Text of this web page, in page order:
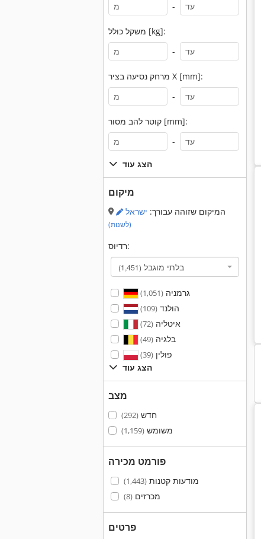
-
משקל כולל [kg]:
-
מרחק נסיעה בציר X [mm]:
-
קוטר להב מסור [mm]:
-
הצג עוד
מיקום
המיקום שזוהה עבורך: ישראל
(לשנות)
רדיוס:
בלתי מוגבל (1,451)
גרמניה(1,051)
הולנד(109)
איטליה(72)
בלגיה(49)
פולין(39)
הצג עוד
מצב
חדש(292)
משומש(1,159)
פורמט מכירה
מודעות קטנות(1,443)
מכרזים(8)
פרטים
Neuson 1503 Neuson 1404